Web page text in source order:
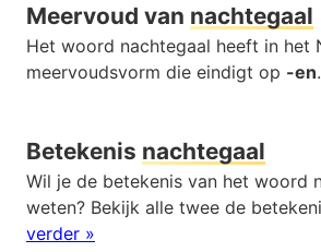
Meervoud van nachtegaal
Het woord nachtegaal heeft in het
meervoudsvorm die eindigt op -en.
Betekenis nachtegaal
Wil je de betekenis van het woord
weten? Bekijk alle twee de
verder »